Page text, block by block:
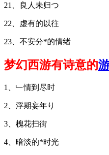
21、良人未归つ
22、虚有的以往
23、不安分*的情绪
梦幻西游有诗意的
1、﹂情到尽时
2、浮期妄年り
3、槐花扫街
4、暗淡的*时光